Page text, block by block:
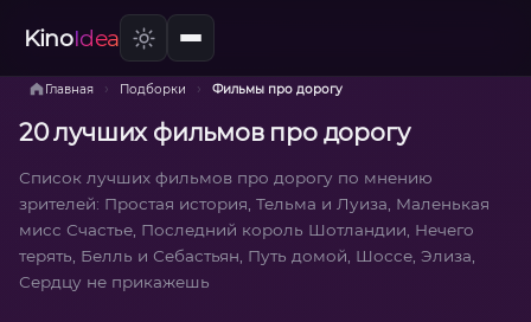
KinoIdea
Главная › Подборки › Фильмы про дорогу
20 лучших фильмов про дорогу
Список лучших фильмов про дорогу по мнению
зрителей: Простая история, Тельма и Луиза, Маленькая
мисс Счастье, Последний король Шотландии, Нечего
терять, Белль и Себастьян, Путь домой, Шоссе, Элиза,
Сердцу не прикажешь